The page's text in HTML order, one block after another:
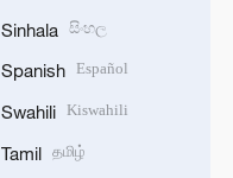
Sinhala සිංහල
Spanish Español
Swahili Kiswahili
Tamil தமிழ்